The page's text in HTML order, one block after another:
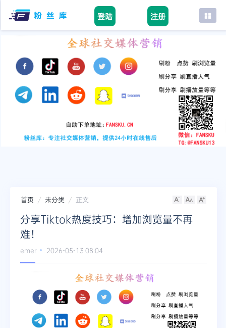
登陆 注册
首页
tiktok
youtube
instagram
首页 未分类 正文
分享Tiktok热度技巧：增加浏览量不再
难！
emer 2026-05-13 08:04